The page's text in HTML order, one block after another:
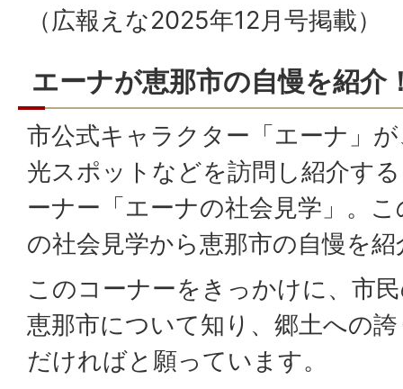
（広報えな2025年12月号掲載）
エーナが恵那市の自慢を紹介
市公式キャラクター「エーナ」
光スポットなどを訪問し紹介す
ーナー「エーナの社会見学」。
の社会見学から恵那市の自慢を
このコーナーをきっかけに、市
恵那市について知り、郷土への
だければと願っています。